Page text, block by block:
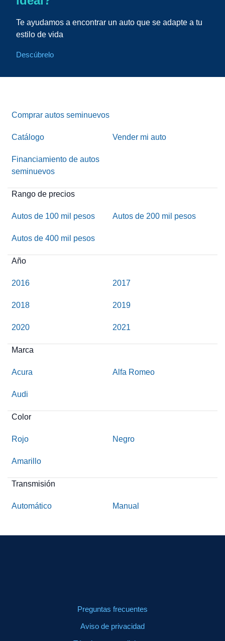
Te ayudamos a encontrar un auto que se adapte a tu
estilo de vida
Descúbrelo
Comprar autos seminuevos
Catálogo Vender mi auto
Financiamiento de autos
seminuevos
Rango de precios
Autos de 100 mil pesos Autos de 200 mil pesos
Autos de 400 mil pesos
Año
2016 2017
2018 2019
2020 2021
Marca
Acura Alfa Romeo
Audi
Color
Rojo Negro
Amarillo
Transmisión
Automático Manual
Preguntas frecuentes
Aviso de privacidad